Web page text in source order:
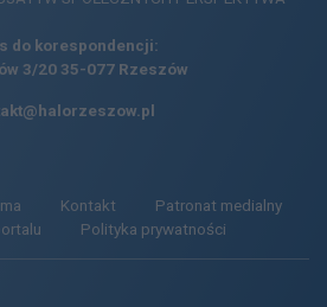
do korespondencji:
3/20 35-077 Rzeszów
Kontakt
Patronat medialny
Polityka prywatności